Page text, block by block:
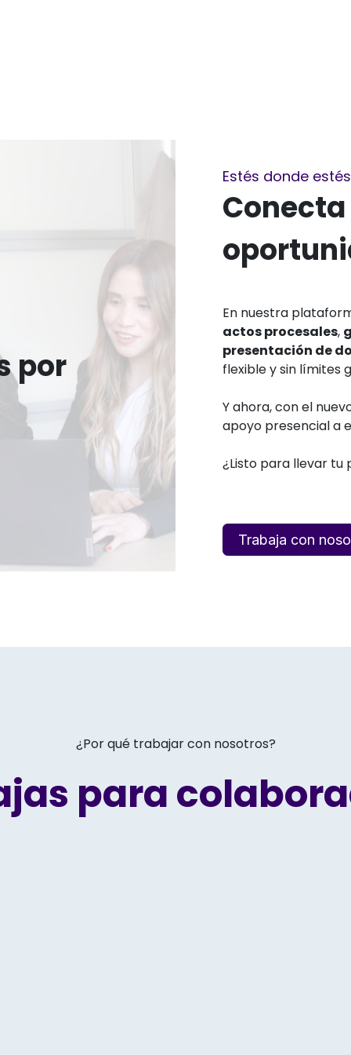
Estés donde estés
En nuestra
actos procesales,
presentación de
flexible y sin límites
Y ahora, con el
apoyo presencial a
¿Listo para llevar tu
Trabaja con
por
¿Por qué trabajar con nosotros?
para